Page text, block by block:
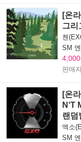
[온
그리
첸
SM
4,000
판매
[온
N‘T
랜덤
엑소
SM